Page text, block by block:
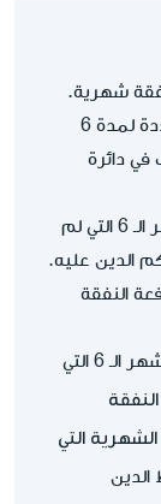
شهرية.
ذلك الشخص لم يدفع دفعة النفقة المحددة لمدة 6
دائرة
يمكن للمدين طلب تقسيط الدين للأشهر الـ 6 التي لم
الدين عليه.
النفقة
إذا قُبل طلبه لتقسيط الدين المتراكم للأشهر الـ 6 التي
التي